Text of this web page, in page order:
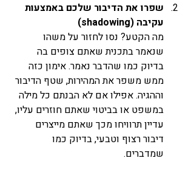
שפרו את הדיבור שלכם באמצעות
עקיבה (shadowing)
מה הקטע? נסו לחזור על משהו
שנאמר בתכנית שאתם צופים בה
בדיוק כמו שהדבר נאמר. אימון כזה
ממש משפר את המהירות, שטף הדיבור
וההגיה. אפילו אם לא הבנתם כל מילה
במשפט או בביטוי שאתם חוזרים עליו,
עדיין תרוויחו מכך שאתם מייצרים
דיבור רצוף וטבעי, בדיוק כמו
שמדברים.